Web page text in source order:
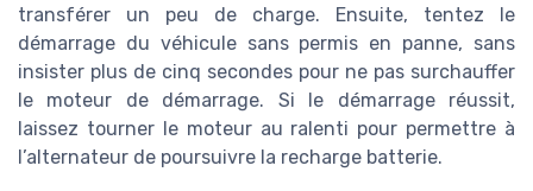
transférer un peu de charge. Ensuite, tentez le
démarrage du véhicule sans permis en panne, sans
insister plus de cinq secondes pour ne pas surchauffer
le moteur de démarrage. Si le démarrage réussit,
laissez tourner le moteur au ralenti pour permettre à
l’alternateur de poursuivre la recharge batterie.